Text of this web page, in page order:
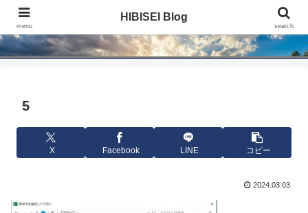
HIBISEI Blog
5
X Facebook LINE コピー
2024.03.03
menu
HIBISEI Blog
search